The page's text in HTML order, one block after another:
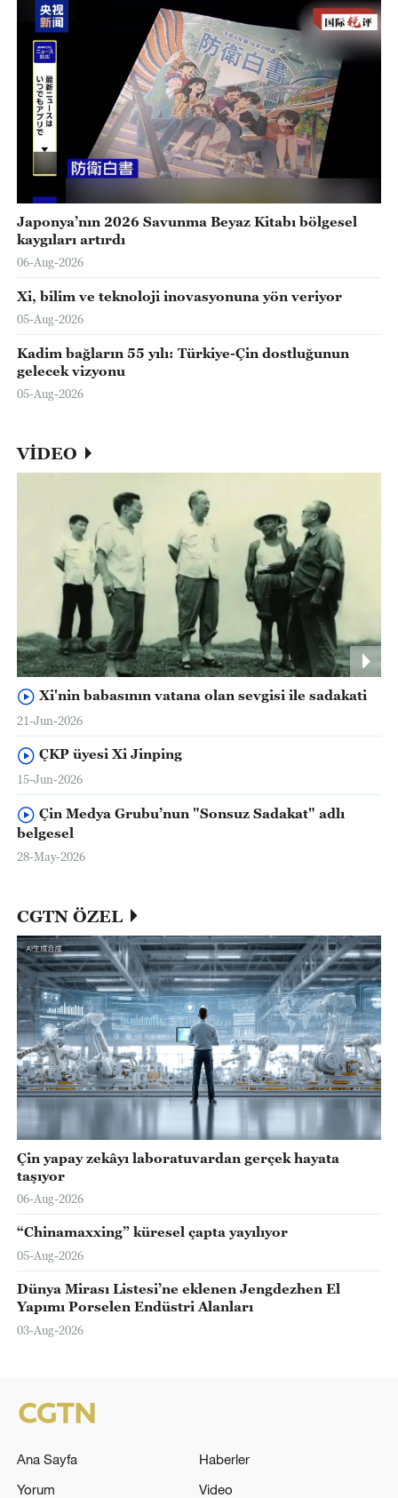
Japonya’nın 2026 Savunma Beyaz Kitabı bölgesel
kaygıları artırdı
06-Aug-2026
Xi, bilim ve teknoloji inovasyonuna yön veriyor
05-Aug-2026
Kadim bağların 55 yılı: Türkiye-Çin dostluğunun
gelecek vizyonu
05-Aug-2026
VİDEO
Xi'nin babasının vatana olan sevgisi ile sadakati
21-Jun-2026
ÇKP üyesi Xi Jinping
15-Jun-2026
Çin Medya Grubu’nun "Sonsuz Sadakat" adlı
belgesel
28-May-2026
CGTN ÖZEL
Çin yapay zekâyı laboratuvardan gerçek hayata
taşıyor
06-Aug-2026
“Chinamaxxing” küresel çapta yayılıyor
05-Aug-2026
Dünya Mirası Listesi’ne eklenen Jengdezhen El
Yapımı Porselen Endüstri Alanları
03-Aug-2026
Ana Sayfa
Haberler
Yorum
Video